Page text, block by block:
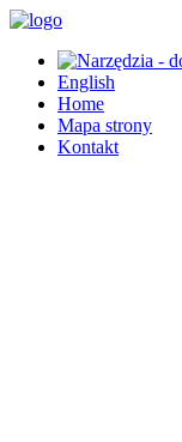
English
Home
Mapa strony
Kontakt